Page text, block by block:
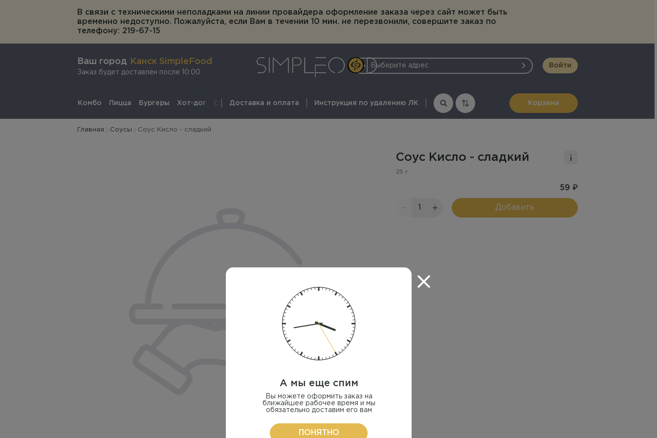
В связи с техническими неполадками на линии провайдера оформление заказа через сайт может быть
временно недоступно. Пожалуйста, если Вам в течении 10 мин. не перезвонили, совершите заказ по
телефону: 219-67-15
Ваш город Канск SimpleFood
заказ будет доставлен после 10:00
Выберите адрес Войти
Комбо Пицца Бургеры Хот-дог Супы Буузы Роллы Горячие закуски WOK Салаты Десерты Напитки Допы Соусы
Доставка и оплата Инструкция по удалению ЛК Корзина
Главная Соусы Соус Кисло - сладкий
Соус Кисло - сладкий
25 г
59 ₽
1 Добавить
А мы еще спим
Вы можете оформить заказ на
ближайшее рабочее время и мы
обязательно доставим его вам
ПОНЯТНО